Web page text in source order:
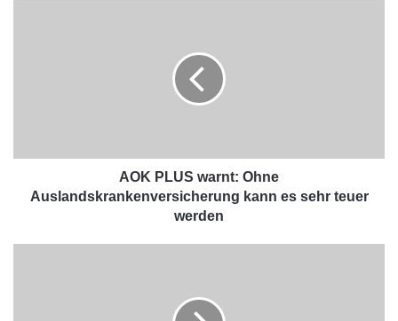
AOK PLUS warnt: Ohne
Auslandskrankenversicherung kann es sehr teuer
werden